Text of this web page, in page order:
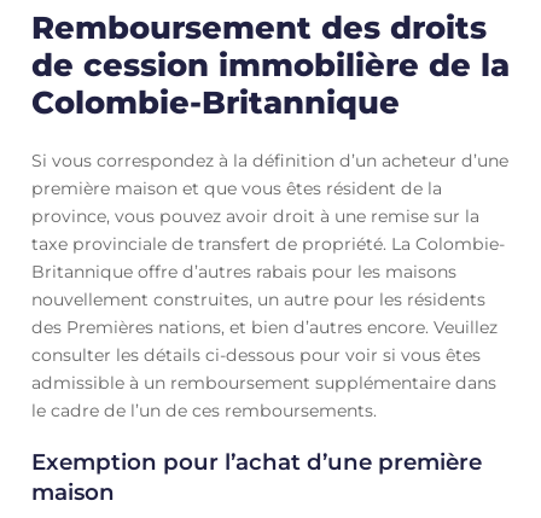
Remboursement des droits
de cession immobilière de la
Colombie-Britannique
Si vous correspondez à la définition d’un acheteur d’une
première maison et que vous êtes résident de la
province, vous pouvez avoir droit à une remise sur la
taxe provinciale de transfert de propriété. La Colombie-
Britannique offre d’autres rabais pour les maisons
nouvellement construites, un autre pour les résidents
des Premières nations, et bien d’autres encore. Veuillez
consulter les détails ci-dessous pour voir si vous êtes
admissible à un remboursement supplémentaire dans
le cadre de l’un de ces remboursements.
Exemption pour l’achat d’une première
maison